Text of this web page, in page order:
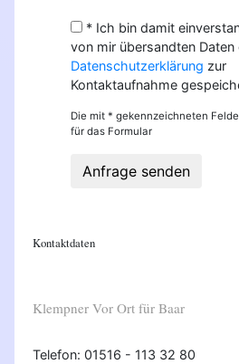
* Ich bin damit
von mir übersandten
Datenschutzerklärung zur
Kontaktaufnahme
Die mit * gekennzeichneten
für das Formular
Anfrage senden
Kontaktdaten
Klempner Vor Ort für Baar
Telefon: 01516 - 113 32 80